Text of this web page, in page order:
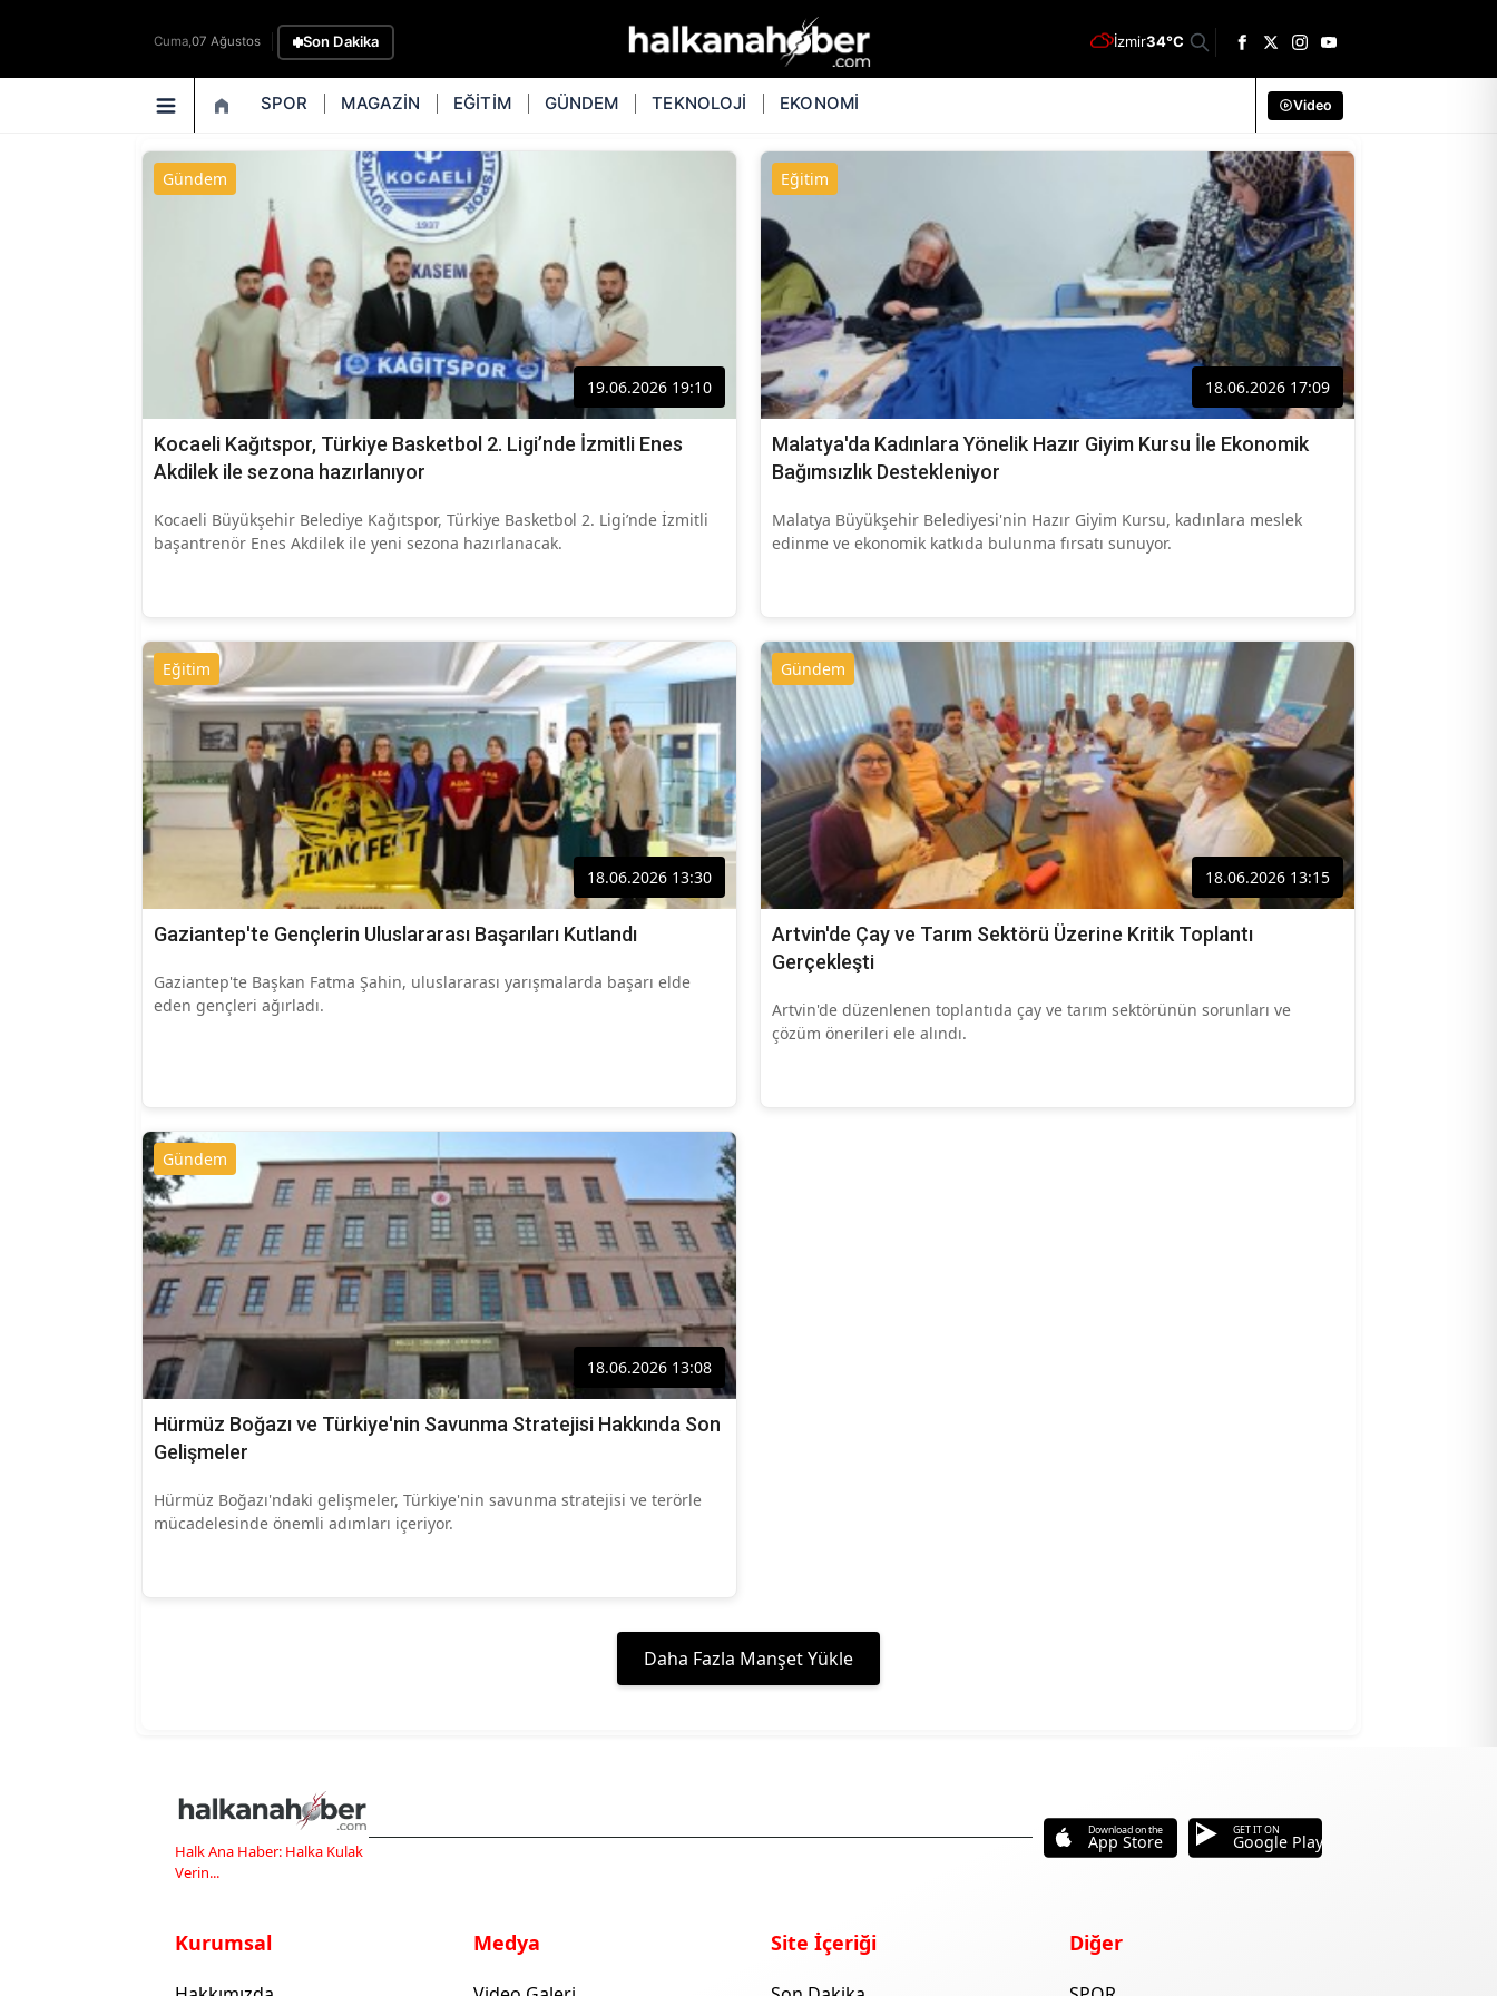
Cuma,07 Ağustos Son Dakika İzmir34°C
SPOR MAGAZİN EĞİTİM GÜNDEM TEKNOLOJİ EKONOMİ Video
Gündem
19.06.2026 19:10
Kocaeli Kağıtspor, Türkiye Basketbol 2. Ligi’nde İzmitli Enes
Akdilek ile sezona hazırlanıyor
Kocaeli Büyükşehir Belediye Kağıtspor, Türkiye Basketbol 2. Ligi’nde İzmitli
başantrenör Enes Akdilek ile yeni sezona hazırlanacak.
Eğitim
18.06.2026 17:09
Malatya'da Kadınlara Yönelik Hazır Giyim Kursu İle Ekonomik
Bağımsızlık Destekleniyor
Malatya Büyükşehir Belediyesi'nin Hazır Giyim Kursu, kadınlara meslek
edinme ve ekonomik katkıda bulunma fırsatı sunuyor.
Eğitim
18.06.2026 13:30
Gaziantep'te Gençlerin Uluslararası Başarıları Kutlandı
Gaziantep'te Başkan Fatma Şahin, uluslararası yarışmalarda başarı elde
eden gençleri ağırladı.
Gündem
18.06.2026 13:15
Artvin'de Çay ve Tarım Sektörü Üzerine Kritik Toplantı
Gerçekleşti
Artvin'de düzenlenen toplantıda çay ve tarım sektörünün sorunları ve
çözüm önerileri ele alındı.
Gündem
18.06.2026 13:08
Hürmüz Boğazı ve Türkiye'nin Savunma Stratejisi Hakkında Son
Gelişmeler
Hürmüz Boğazı'ndaki gelişmeler, Türkiye'nin savunma stratejisi ve terörle
mücadelesinde önemli adımları içeriyor.
Daha Fazla Manşet Yükle
Halk Ana Haber: Halka Kulak
Verin...
Download on the
App Store
GET IT ON
Google Play
Kurumsal Medya Site İçeriği Diğer